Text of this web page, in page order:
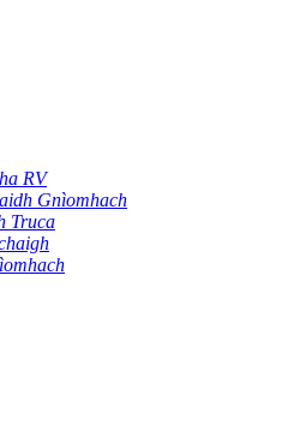
RV
Gnìomhach
Truca